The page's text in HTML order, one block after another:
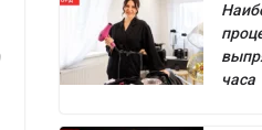
часа